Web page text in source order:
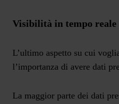
Visibilità in tempo reale
L’ultimo aspetto su cui
l’importanza di avere dati
La maggior parte dei dati